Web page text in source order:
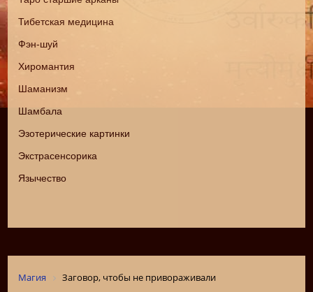
Тибетская медицина
Фэн-шуй
Хиромантия
Шаманизм
Шамбала
Эзотерические картинки
Экстрасенсорика
Язычество
Магия Заговор, чтобы не привораживали